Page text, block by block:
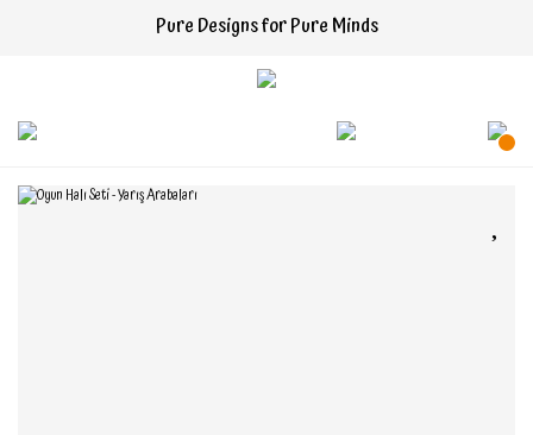
Pure Designs for Pure Minds